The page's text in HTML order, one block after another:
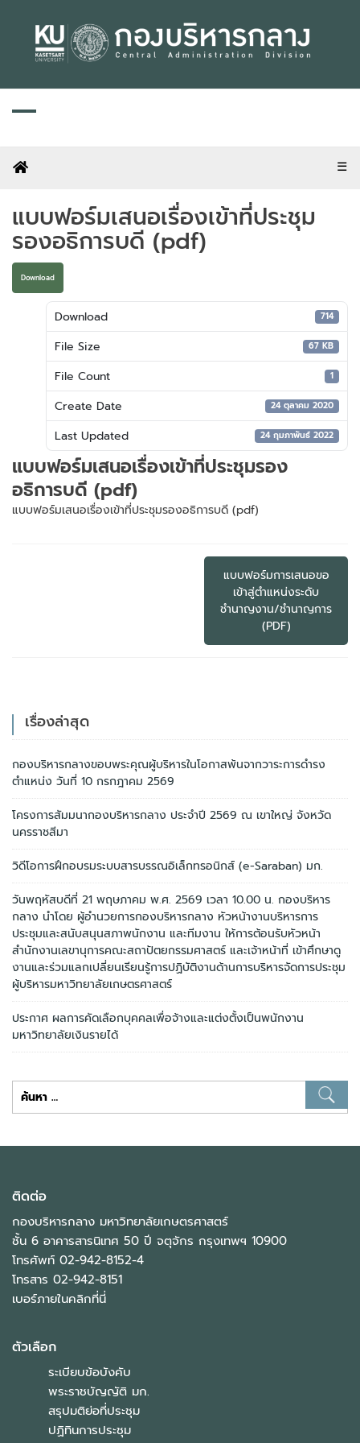
content
☰
แบบฟอร์มเสนอเรื่องเข้าที่ประชุม
รองอธิการบดี (pdf)
Download
Download 714
File Size 67 KB
File Count 1
Create Date 24 ตุลาคม 2020
Last Updated 24 กุมภาพันธ์ 2022
แบบฟอร์มเสนอเรื่องเข้าที่ประชุมรอง
อธิการบดี (pdf)
แบบฟอร์มเสนอเรื่องเข้าที่ประชุมรองอธิการบดี (pdf)
แบบฟอร์มการเสนอขอ
เข้าสู่ตำแหน่งระดับ
ชำนาญงาน/ชำนาญการ
(PDF)
เรื่องล่าสุด
กองบริหารกลางขอบพระคุณผู้บริหารในโอกาสพ้นจากวาระการดำรง
ตำแหน่ง วันที่ 10 กรกฎาคม 2569
โครงการสัมมนากองบริหารกลาง ประจำปี 2569 ณ เขาใหญ่ จังหวัด
นครราชสีมา
วิดีโอการฝึกอบรมระบบสารบรรณอิเล็กทรอนิกส์ (e-Saraban) มก.
วันพฤหัสบดีที่ 21 พฤษภาคม พ.ศ. 2569 เวลา 10.00 น. กองบริหาร
กลาง นำโดย ผู้อำนวยการกองบริหารกลาง หัวหน้างานบริหารการ
ประชุมและสนับสนุนสภาพนักงาน และทีมงาน ให้การต้อนรับหัวหน้า
สำนักงานเลขานุการคณะสถาปัตยกรรมศาสตร์ และเจ้าหน้าที่ เข้าศึกษาดู
งานและร่วมแลกเปลี่ยนเรียนรู้การปฏิบัติงานด้านการบริหารจัดการประชุม
ผู้บริหารมหาวิทยาลัยเกษตรศาสตร์
ประกาศ ผลการคัดเลือกบุคคลเพื่อจ้างและแต่งตั้งเป็นพนักงาน
มหาวิทยาลัยเงินรายได้
ค้นหา
สำหรับ:
ติดต่อ
กองบริหารกลาง มหาวิทยาลัยเกษตรศาสตร์
ชั้น 6 อาคารสารนิเทศ 50 ปี จตุจักร กรุงเทพฯ 10900
โทรศัพท์ 02-942-8152-4
โทรสาร 02-942-8151
เบอร์ภายในคลิกที่นี่
ตัวเลือก
ระเบียบข้อบังคับ
พระราชบัญญัติ มก.
สรุปมติย่อที่ประชุม
ปฏิทินการประชุม